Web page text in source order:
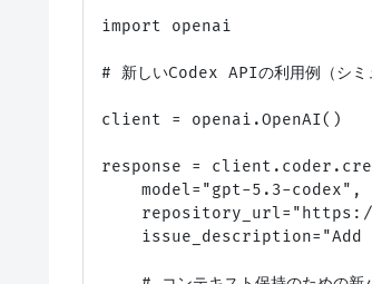
import openai
# 新しいCodex APIの利用例（シミ
client = openai.OpenAI()
response =
    model="gpt-5.3-codex",
issue_description="Add